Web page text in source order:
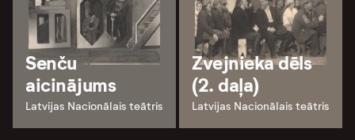
Senču
aicinājums
Latvijas Nacionālais teātris
Zvejnieka dēls
(2. daļa)
Latvijas Nacionālais teātris